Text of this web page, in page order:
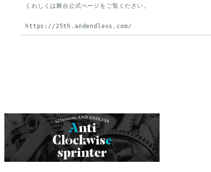
くわしくは舞台公式ページ をご覧ください。
https://25th.andendless.com/